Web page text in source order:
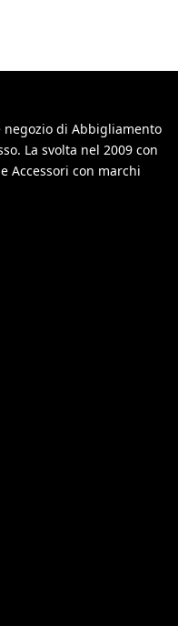
negozio di Abbigliamento
La svolta nel 2009 con
Accessori con marchi